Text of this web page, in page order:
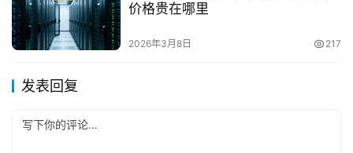
价格贵在哪里
2026年3月8日 217
发表回复